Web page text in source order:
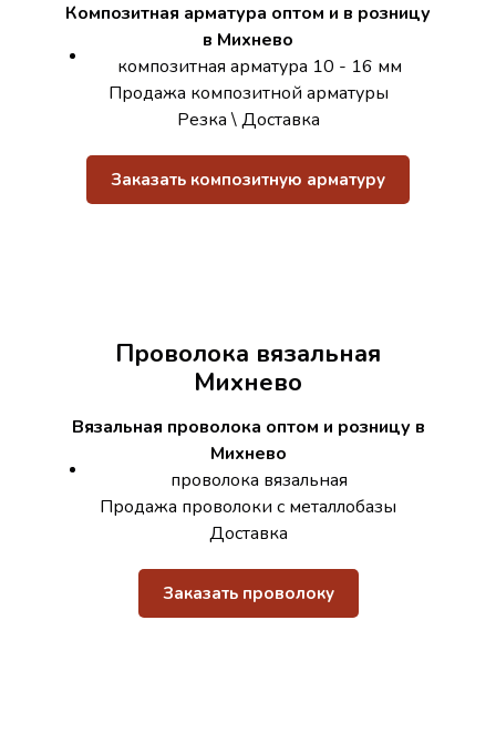
Композитная арматура оптом и в розницу
в Михнево
композитная арматура 10 - 16 мм
Продажа композитной арматуры
Резка \ Доставка
Заказать композитную арматуру
Проволока вязальная
Михнево
Вязальная проволока оптом и розницу в
Михнево
проволока вязальная
Продажа проволоки с металлобазы
Доставка
Заказать проволоку